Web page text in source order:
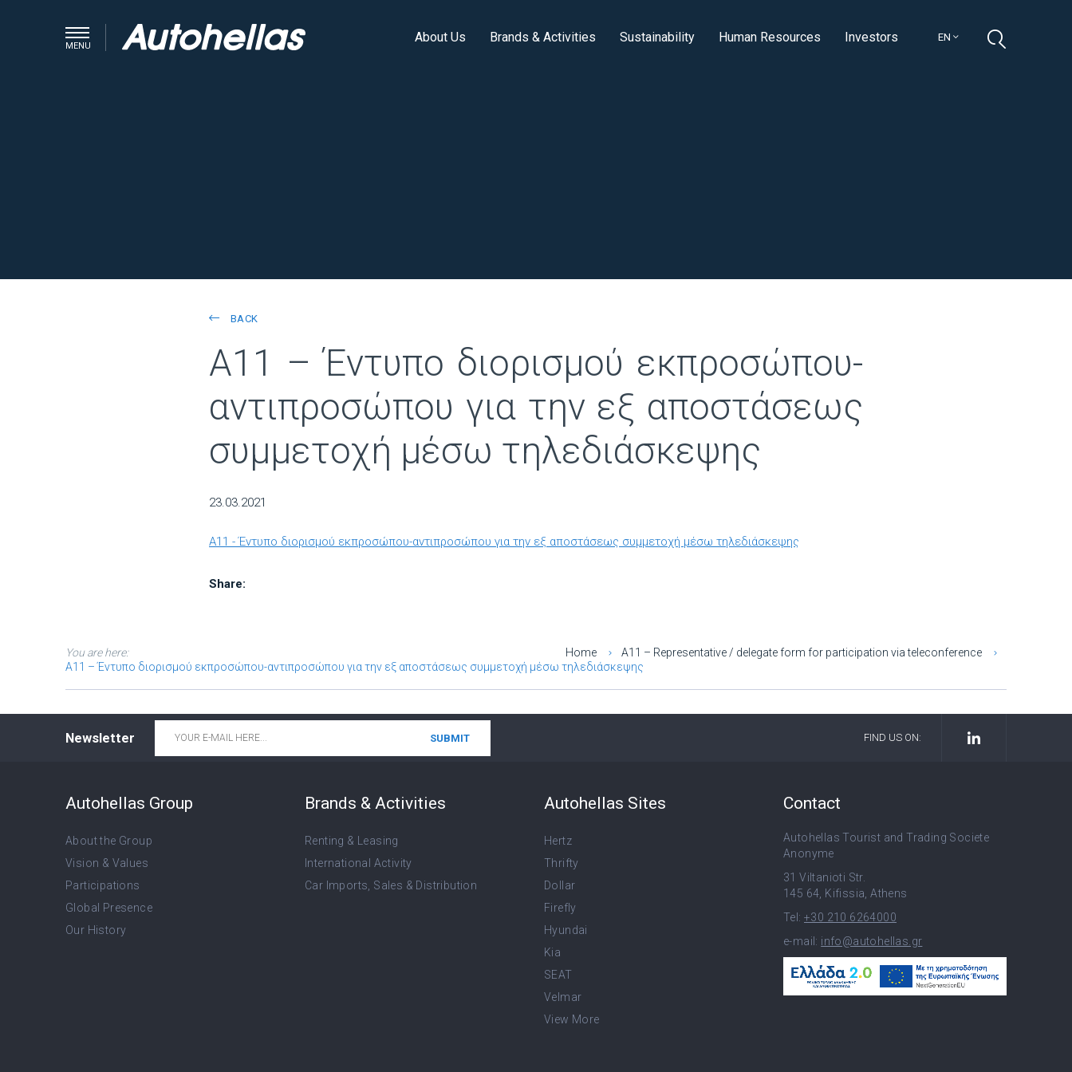
MENU
EN
About Us Brands & Activities Sustainability Human Resources Investors
BACK
A11 – Έντυπο διορισμού εκπροσώπου-
αντιπροσώπου για την εξ αποστάσεως
συμμετοχή μέσω τηλεδιάσκεψης
23.03.2021
A11 - Έντυπο διορισμού εκπροσώπου-αντιπροσώπου για την εξ αποστάσεως συμμετοχή μέσω τηλεδιάσκεψης
Share:
You are here: Home
Α11 – Representative / delegate form for participation via teleconference
A11 – Έντυπο διορισμού εκπροσώπου-αντιπροσώπου για την εξ αποστάσεως συμμετοχή μέσω τηλεδιάσκεψης
Newsletter
FIND US ON:
Autohellas Group
About the Group
Vision & Values
Participations
Global Presence
Our History
Brands & Activities
Renting & Leasing
International Activity
Car Imports, Sales & Distribution
Autohellas Sites
Hertz
Thrifty
Dollar
Firefly
Hyundai
Kia
SEAT
Velmar
View More
Contact
Autohellas Tourist and Trading Societe
Anonyme
31 Viltanioti Str.
145 64, Kifissia, Athens
Tel: +30 210 6264000
e-mail: info@autohellas.gr